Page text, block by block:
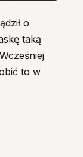
o
taką
to w